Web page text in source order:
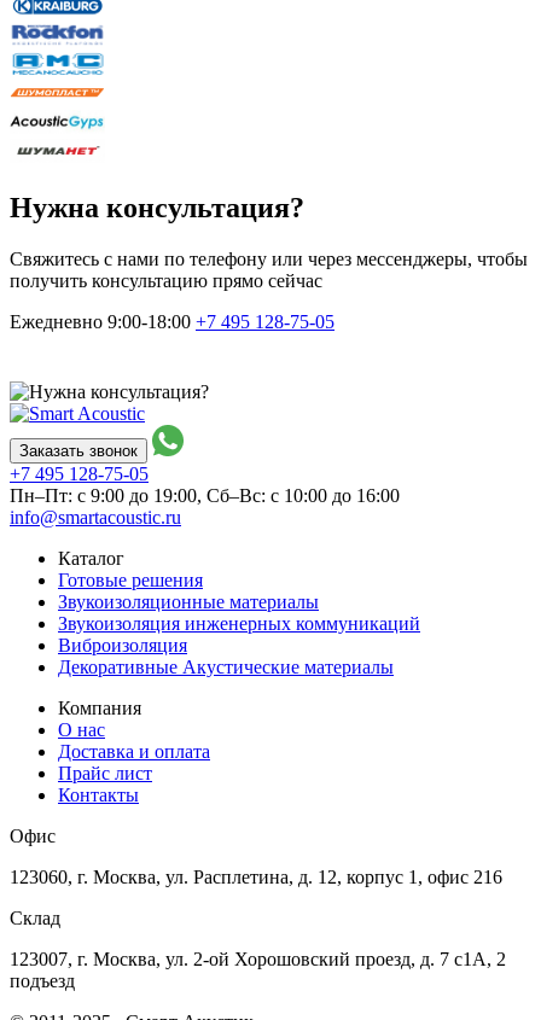
Нужна консультация?
Свяжитесь с нами по телефону или через мессенджеры, чтобы
получить консультацию прямо сейчас
Ежедневно 9:00-18:00 +7 495 128-75-05
Заказать звонок
+7 495 128-75-05
Пн–Пт: с 9:00 до 19:00, Сб–Вс: с 10:00 до 16:00
info@smartacoustic.ru
Каталог
Готовые решения
Звукоизоляционные материалы
Звукоизоляция инженерных коммуникаций
Виброизоляция
Декоративные Акустические материалы
Компания
О нас
Доставка и оплата
Прайс лист
Контакты
Офис
123060, г. Москва, ул. Расплетина, д. 12, корпус 1, офис 216
Склад
123007, г. Москва, ул. 2-ой Хорошовский проезд, д. 7 с1А, 2
подъезд